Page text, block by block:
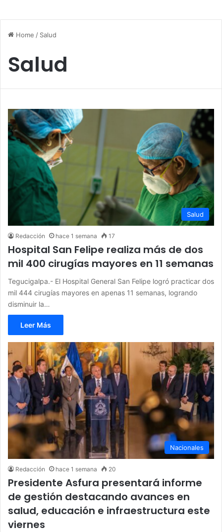
Home / Salud
Salud
Salud
Redacción hace 1 semana 17
Hospital San Felipe realiza más de dos
mil 400 cirugías mayores en 11 semanas
Tegucigalpa.- El Hospital General San Felipe logró practicar dos
mil 444 cirugías mayores en apenas 11 semanas, logrando
disminuir la…
Leer Más
Nacionales
Redacción hace 1 semana 20
Presidente Asfura presentará informe
de gestión destacando avances en
salud, educación e infraestructura este
viernes